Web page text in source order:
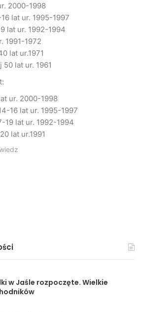
przyjmowane na godzinę przed
wiekowej oraz telefonicznie pod
4481255 lub 13 4485204 MOSiR
Miasto Jasło
2000-1998
lat ur. 1995-1997
lat ur. 1992-1994
1991-1972
lat ur.1971
lat ur. 1961
ur. 2000-1998
16 lat ur. 1995-1997
19 lat ur. 1992-1994
lat ur.1991
w Jaśle rozpoczęte. Wielkie